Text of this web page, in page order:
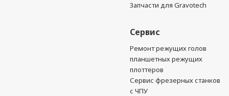
Запчасти для Gravotech
Сервис
Ремонт режущих голов
планшетных режущих
плоттеров
Сервис фрезерных станков
с ЧПУ